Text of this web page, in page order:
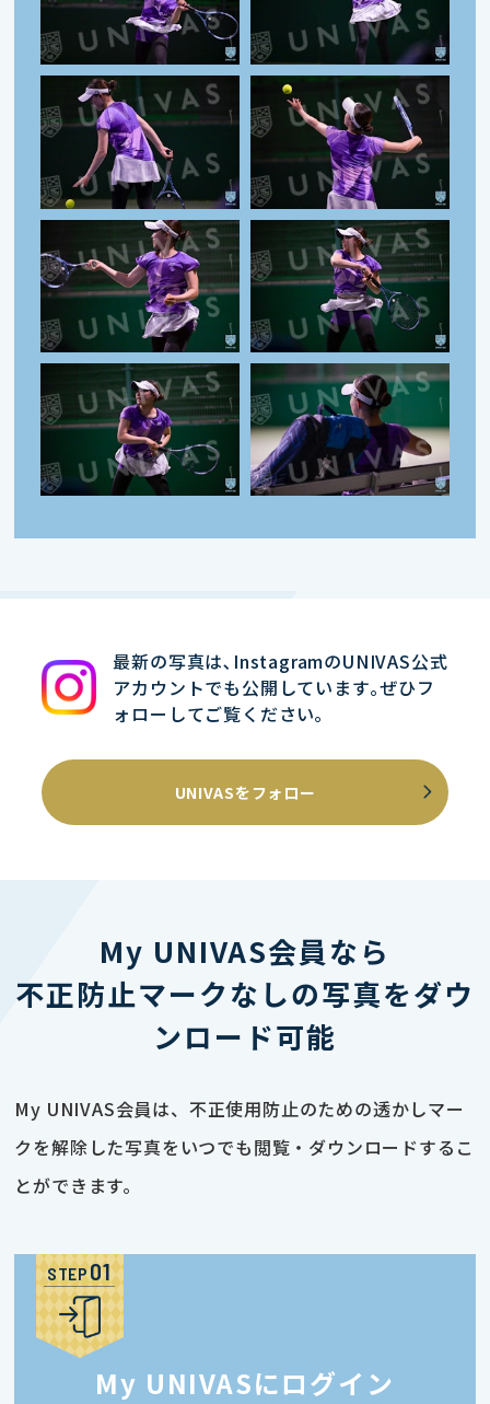
最新の写真は､InstagramのUNIVAS公式
アカウントでも公開しています｡ぜひフ
ォローしてご覧ください｡
UNIVASをフォロー
My UNIVAS会員なら
不正防止マークなしの写真をダウ
ンロード可能
My UNIVAS会員は、不正使用防止のための透かしマー
クを解除した写真をいつでも閲覧・ダウンロードするこ
とができます。
STEP
My UNIVASにログイン